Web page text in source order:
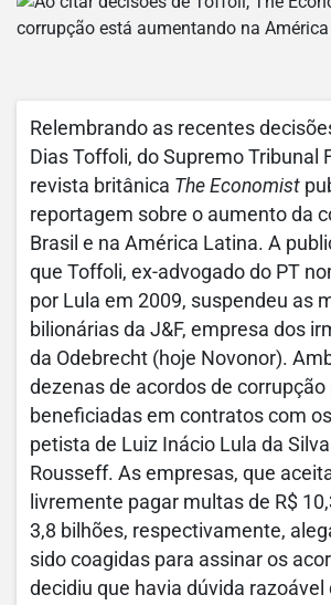
Relembrando as recentes
Dias Toffoli, do Supremo Tribunal
revista britânica The Economist
reportagem sobre o aumento da
Brasil e na América Latina. A
que Toffoli, ex-advogado do PT
por Lula em 2009, suspendeu as
bilionárias da J&F, empresa dos
da Odebrecht (hoje Novonor).
dezenas de acordos de corrupção
beneficiadas em contratos com
petista de Luiz Inácio Lula da
Rousseff. As empresas, que
livremente pagar multas de R$
3,8 bilhões, respectivamente,
sido coagidas para assinar os
decidiu que havia dúvida razoável